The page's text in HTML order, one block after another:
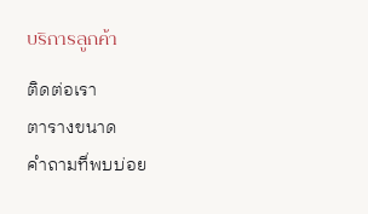
บริการลูกค้า
ติดต่อเรา
ตารางขนาด
คำถามที่พบบ่อย